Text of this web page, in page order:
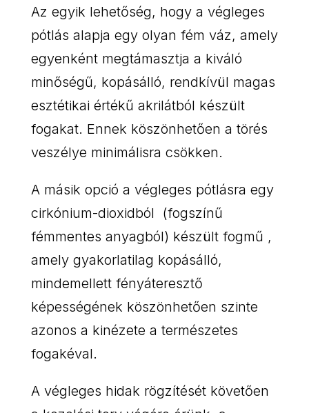
Az egyik lehetőség, hogy a végleges
pótlás alapja egy olyan fém váz, amely
egyenként megtámasztja a kiváló
minőségű, kopásálló, rendkívül magas
esztétikai értékű akrilátból készült
fogakat. Ennek köszönhetően a törés
veszélye minimálisra csökken.
A másik opció a végleges pótlásra egy
cirkónium-dioxidból (fogszínű
fémmentes anyagból) készült fogmű ,
amely gyakorlatilag kopásálló,
mindemellett fényáteresztő
képességének köszönhetően szinte
azonos a kinézete a természetes
fogakéval.
A végleges hidak rögzítését követően